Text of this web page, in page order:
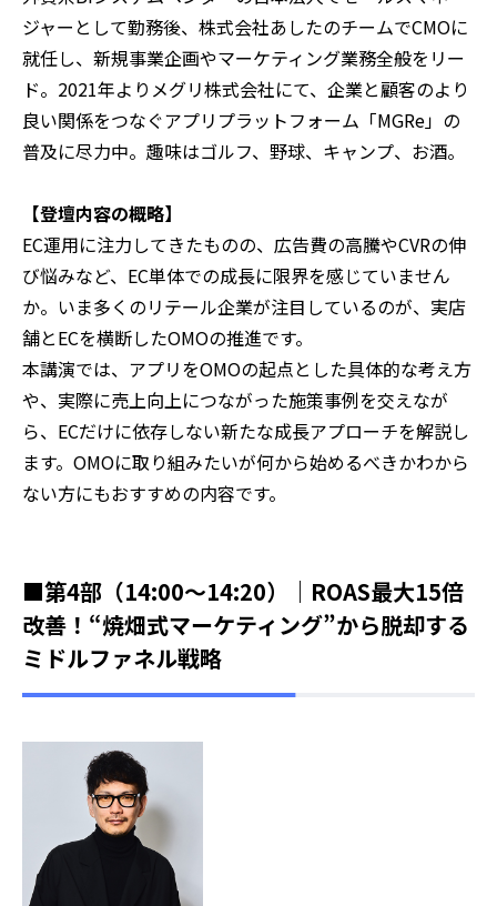
ジャーとして勤務後、株式会社あしたのチームでCMOに
就任し、新規事業企画やマーケティング業務全般をリー
ド。2021年よりメグリ株式会社にて、企業と顧客のより
良い関係をつなぐアプリプラットフォーム「MGRe」の
普及に尽力中。趣味はゴルフ、野球、キャンプ、お酒。
【登壇内容の概略】
EC運用に注力してきたものの、広告費の高騰やCVRの伸
び悩みなど、EC単体での成長に限界を感じていません
か。いま多くのリテール企業が注目しているのが、実店
舗とECを横断したOMOの推進です。
本講演では、アプリをOMOの起点とした具体的な考え方
や、実際に売上向上につながった施策事例を交えなが
ら、ECだけに依存しない新たな成長アプローチを解説し
ます。OMOに取り組みたいが何から始めるべきかわから
ない方にもおすすめの内容です。
■第4部（14:00～14:20）｜ROAS最大15倍
改善！“焼畑式マーケティング”から脱却する
ミドルファネル戦略